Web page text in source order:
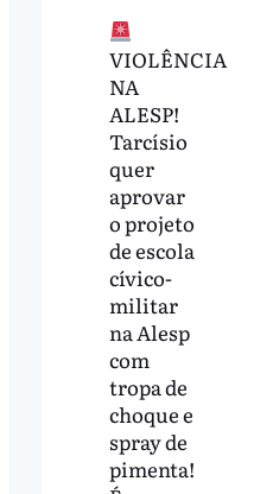
VIOLÊNCIA
NA
ALESP!
Tarcísio
quer
aprovar
o projeto
de escola
cívico-
militar
na Alesp
com
tropa de
choque e
spray de
pimenta!